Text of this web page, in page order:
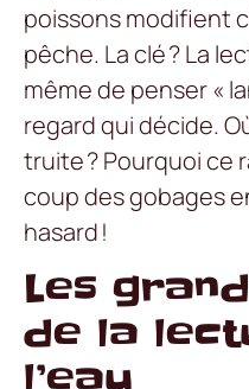
poissons modifient
pêche. La clé ? La
même de penser «
regard qui décide.
truite ? Pourquoi ce
coup des gobages
hasard !
Les
de la